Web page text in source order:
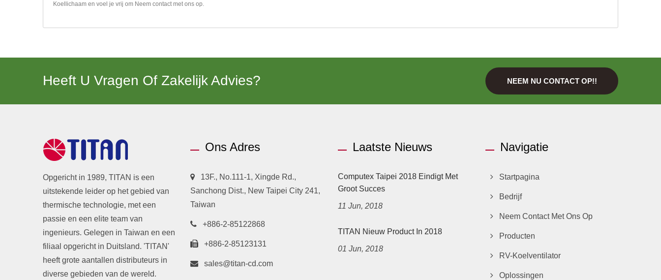
Koellichaam en voel je vrij om Neem contact met ons op.
Heeft U Vragen Of Zakelijk Advies? NEEM NU CONTACT OP!!
Opgericht in 1989, TITAN is een
uitstekende leider op het gebied van
thermische technologie, met een
passie en een elite team van
ingenieurs. Gelegen in Taiwan en een
filiaal opgericht in Duitsland. 'TITAN'
heeft grote aantallen distributeurs in
diverse gebieden van de wereld.
Ons Adres
13F., No.111-1, Xingde Rd.,
Sanchong Dist., New Taipei City 241,
Taiwan
+886-2-85122868
+886-2-85123131
sales@titan-cd.com
Laatste Nieuws
Computex Taipei 2018 Eindigt Met
Groot Succes
11 Jun, 2018
TITAN Nieuw Product In 2018
01 Jun, 2018
Navigatie
Startpagina
Bedrijf
Neem Contact Met Ons Op
Producten
RV-Koelventilator
Oplossingen